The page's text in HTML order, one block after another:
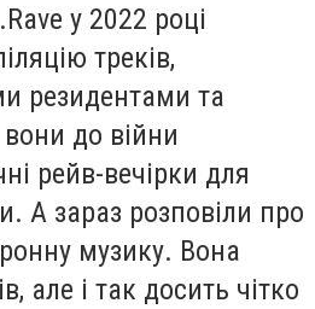
у 2022 році
треків,
резидентами та
до війни
рейв-вечірки для
А зараз розповіли про
музику. Вона
але і так досить чітко